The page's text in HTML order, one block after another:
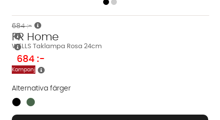
WELLS Taklampa Rosa 24cm
PR Home
684:-
684 :-
Kampanj
Alternativa färger
Finns även i dessa färger: